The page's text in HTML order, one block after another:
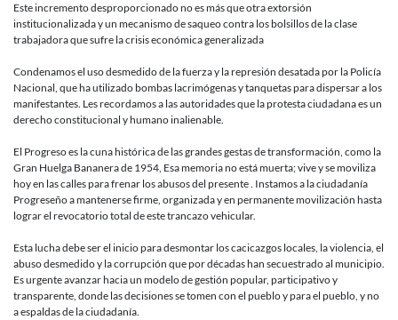
Este incremento desproporcionado no es más que otra extorsión
institucionalizada y un mecanismo de saqueo contra los bolsillos de la clase
trabajadora que sufre la crisis económica generalizada
Condenamos el uso desmedido de la fuerza y la represión desatada por la Policía
Nacional, que ha utilizado bombas lacrimógenas y tanquetas para dispersar a los
manifestantes. Les recordamos a las autoridades que la protesta ciudadana es un
derecho constitucional y humano inalienable.
El Progreso es la cuna histórica de las grandes gestas de transformación, como la
Gran Huelga Bananera de 1954, Esa memoria no está muerta; vive y se moviliza
hoy en las calles para frenar los abusos del presente . Instamos a la ciudadanía
Progreseño a mantenerse firme, organizada y en permanente movilización hasta
lograr el revocatorio total de este trancazo vehicular.
Esta lucha debe ser el inicio para desmontar los cacicazgos locales, la violencia, el
abuso desmedido y la corrupción que por décadas han secuestrado al municipio.
Es urgente avanzar hacia un modelo de gestión popular, participativo y
transparente, donde las decisiones se tomen con el pueblo y para el pueblo, y no
a espaldas de la ciudadanía.